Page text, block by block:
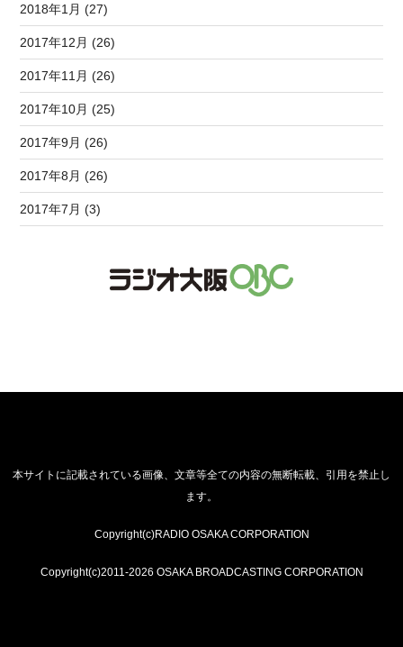
2018年1月 (27)
2017年12月 (26)
2017年11月 (26)
2017年10月 (25)
2017年9月 (26)
2017年8月 (26)
2017年7月 (3)
本サイトに記載されている画像、文章等全ての内容の無断転載、引用を禁止し
ます。
Copyright(c)RADIO OSAKA CORPORATION
Copyright(c)2011-2026 OSAKA BROADCASTING CORPORATION